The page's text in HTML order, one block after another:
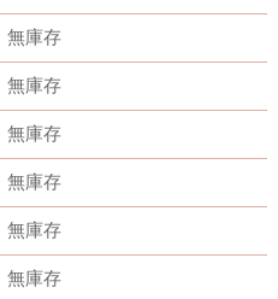
無庫存
無庫存
無庫存
無庫存
無庫存
無庫存